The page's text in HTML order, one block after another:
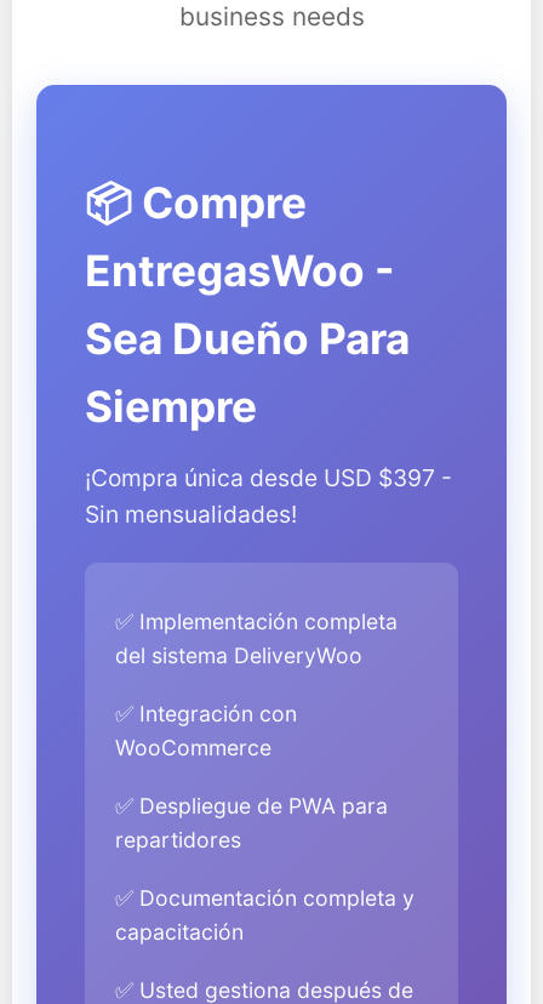
business needs
📦 Compre
EntregasWoo -
Sea Dueño Para
Siempre
¡Compra única desde USD $397 -
Sin mensualidades!
✅ Implementación completa
del sistema DeliveryWoo
✅ Integración con
WooCommerce
✅ Despliegue de PWA para
repartidores
✅ Documentación completa y
capacitación
✅ Usted gestiona después de